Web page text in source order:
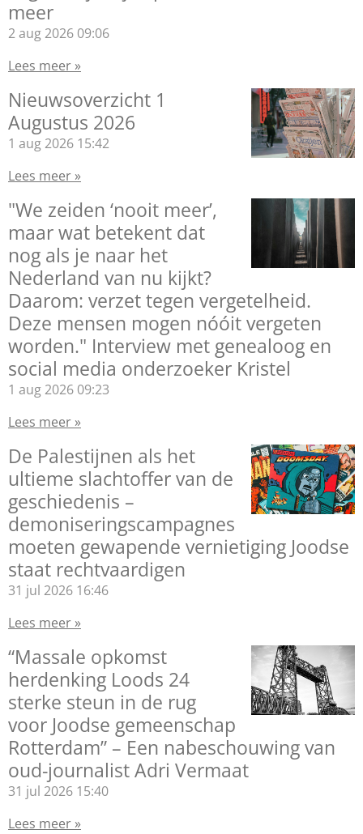
meer
2 aug 2026 09:06
Lees meer »
Nieuwsoverzicht 1
Augustus 2026
1 aug 2026 15:42
Lees meer »
"We zeiden ‘nooit meer’,
maar wat betekent dat
nog als je naar het
Nederland van nu kijkt?
Daarom: verzet tegen vergetelheid.
Deze mensen mogen nóóit vergeten
worden." Interview met genealoog en
social media onderzoeker Kristel
1 aug 2026 09:23
Lees meer »
De Palestijnen als het
ultieme slachtoffer van de
geschiedenis –
demoniseringscampagnes
moeten gewapende vernietiging Joodse
staat rechtvaardigen
31 jul 2026 16:46
Lees meer »
“Massale opkomst
herdenking Loods 24
sterke steun in de rug
voor Joodse gemeenschap
Rotterdam” – Een nabeschouwing van
oud-journalist Adri Vermaat
31 jul 2026 15:40
Lees meer »